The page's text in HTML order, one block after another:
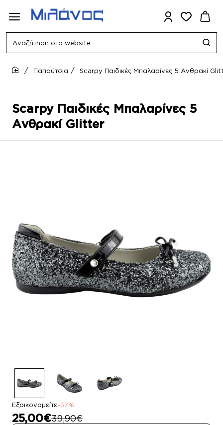
Αναζήτηση
website...
Scarpy Παιδικές Μπαλαρίνες 5
Ανθρακί Glitter
Παπούτσια Scarpy Παιδικές Μπαλαρίνες 5 Ανθρακί
Εξοικονομείτε-37%
25,00€39,90€